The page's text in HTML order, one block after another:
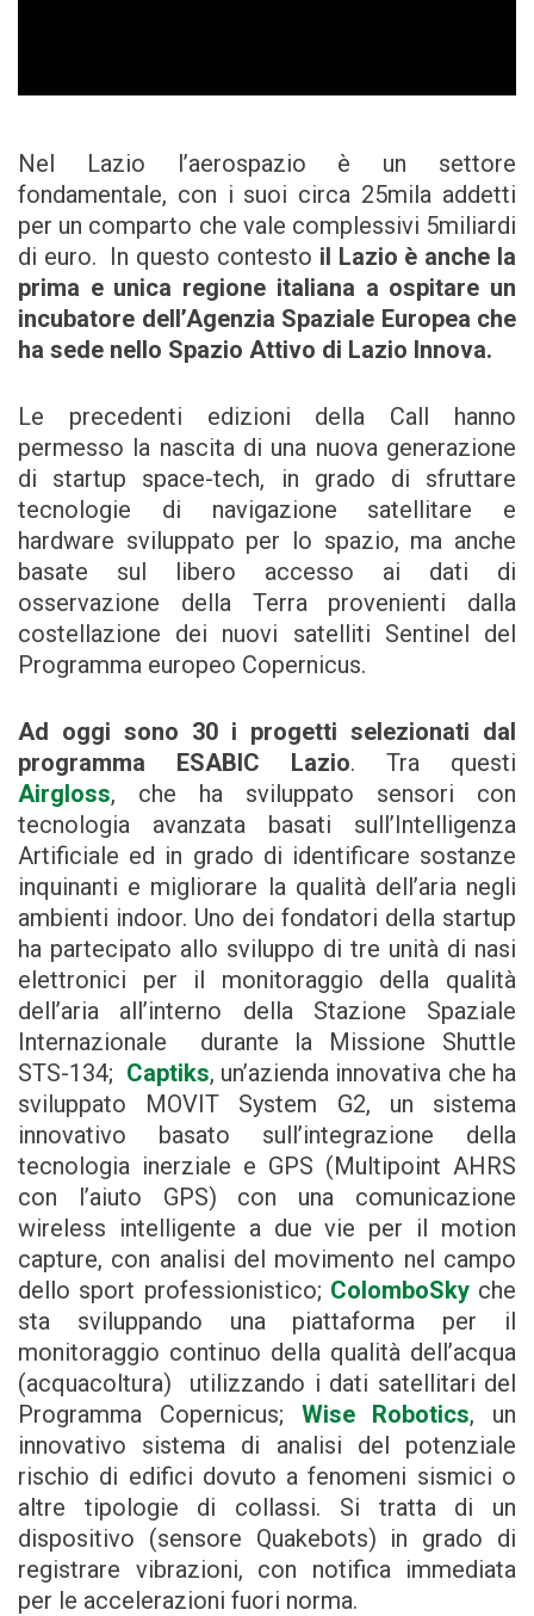
Nel Lazio l’aerospazio è un settore
fondamentale, con i suoi circa 25mila addetti
per un comparto che vale complessivi 5miliardi
di euro. In questo contesto il Lazio è anche la
prima e unica regione italiana a ospitare un
incubatore dell’Agenzia Spaziale Europea che
ha sede nello Spazio Attivo di Lazio Innova.
Le precedenti edizioni della Call hanno
permesso la nascita di una nuova generazione
di startup space-tech, in grado di sfruttare
tecnologie di navigazione satellitare e
hardware sviluppato per lo spazio, ma anche
basate sul libero accesso ai dati di
osservazione della Terra provenienti dalla
costellazione dei nuovi satelliti Sentinel del
Programma europeo Copernicus.
Ad oggi sono 30 i progetti selezionati dal
programma ESABIC Lazio. Tra questi
Airgloss, che ha sviluppato sensori con
tecnologia avanzata basati sull’Intelligenza
Artificiale ed in grado di identificare sostanze
inquinanti e migliorare la qualità dell’aria negli
ambienti indoor. Uno dei fondatori della startup
ha partecipato allo sviluppo di tre unità di nasi
elettronici per il monitoraggio della qualità
dell’aria all’interno della Stazione Spaziale
Internazionale durante la Missione Shuttle
STS-134; Captiks, un’azienda innovativa che ha
sviluppato MOVIT System G2, un sistema
innovativo basato sull’integrazione della
tecnologia inerziale e GPS (Multipoint AHRS
con l’aiuto GPS) con una comunicazione
wireless intelligente a due vie per il motion
capture, con analisi del movimento nel campo
dello sport professionistico; ColomboSky che
sta sviluppando una piattaforma per il
monitoraggio continuo della qualità dell’acqua
(acquacoltura) utilizzando i dati satellitari del
Programma Copernicus; Wise Robotics, un
innovativo sistema di analisi del potenziale
rischio di edifici dovuto a fenomeni sismici o
altre tipologie di collassi. Si tratta di un
dispositivo (sensore Quakebots) in grado di
registrare vibrazioni, con notifica immediata
per le accelerazioni fuori norma.